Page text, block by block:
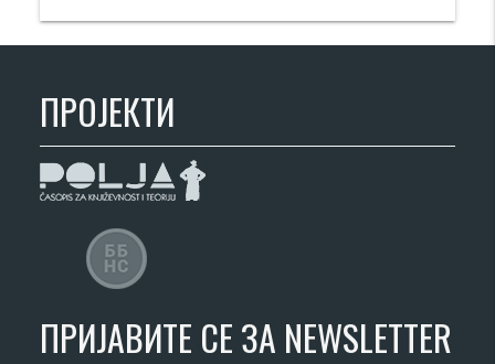
ПРОЈЕКТИ
ПРИЈАВИТЕ СЕ ЗА NEWSLETTER